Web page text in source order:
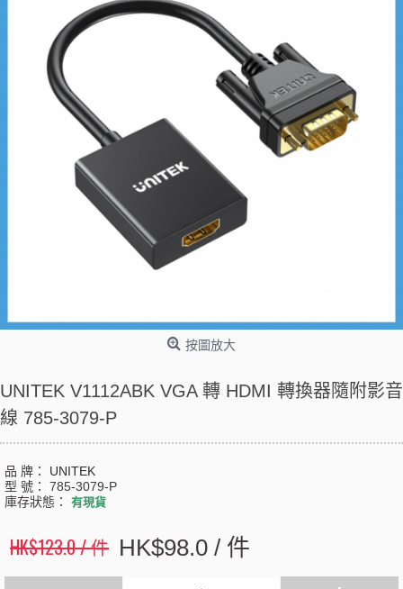
按圖放大
UNITEK V1112ABK VGA 轉 HDMI 轉換器隨附影音
線 785-3079-P
品 牌： UNITEK
型 號： 785-3079-P
庫存狀態： 有現貨
HK$123.0 / 件 HK$98.0 / 件